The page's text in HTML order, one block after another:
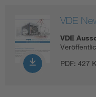
VDE
VDE
PDF: 427